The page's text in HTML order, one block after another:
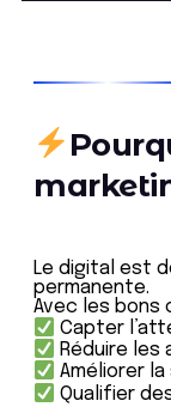
Le digital est
permanente.
Avec les bons
Capter
Réduire les
Améliorer
Qualifier